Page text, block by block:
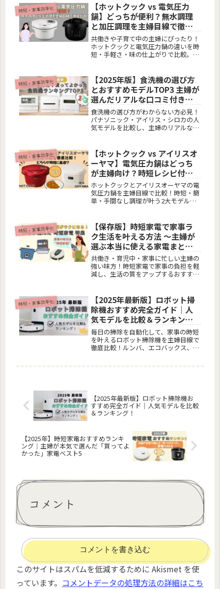
時短・家事効率化
【ホットクック vs 電気圧力
鍋】どっちが便利？無水調理
と加圧調理を主婦目線で徹底
比較！
共働きや子育て中の主婦にぴったり！
ホットクックと電気圧力鍋の違いを時
短・手軽さ・味の仕上がりで比較。お
時短・家事効率化
【2025年版】食洗機の選び方
とおすすめモデルTOP3 主婦が
選んだリアルな口コミ付き！
失敗しない選び方と人気機種
まとめ
食洗機の選び方がわからない方必見！
パナソニック・アイリス・シロカの人
気モデルを比較し、主婦のリアルな口
時短・家事効率化
【ホットクック vs アイリスオ
ーヤマ】電気圧力鍋はどっち
が主婦向け？時短レシピ付き
レビュー
ホットクックとアイリスオーヤマの電
気圧力鍋を主婦目線で比較！時短・簡
単・手間なし調理が叶う2大モデルを
します。
時短・家事効率化
【保存版】時短家電で家事ラ
ク生活を叶える方法 〜主婦が
選ぶ本当に使える家電まと
め〜
共働き・育児中・家事に忙しい主婦の
強い味方！時短家電で家事の負担を軽
減し、生活の質をアップするおすすめ
時短・家事効率化
【2025年最新版】ロボット掃
除機おすすめ完全ガイド｜人
気モデルを比較＆ランキン
グ！
毎日の掃除を自動化して、家事の時短
を叶えるロボット掃除機を主婦目線で
徹底比較！ルンバ、エコバックス、
【2025年最新版】ロボット掃除機お
すすめ完全ガイド｜人気モデルを比較
＆ランキング！
【2025年】時短家電おすすめランキ
ング｜主婦が本気で選んだ「買ってよ
かった」家電ベスト5
コメント
コメントを書き込む
このサイトはスパムを低減するために Akismet を使
っています。 コメントデータの処理方法の詳細はこち